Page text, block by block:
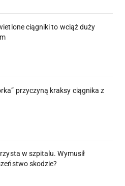
ciągniki to wciąż duży
przyczyną kraksy ciągnika z
w szpitalu. Wymusił
skodzie?